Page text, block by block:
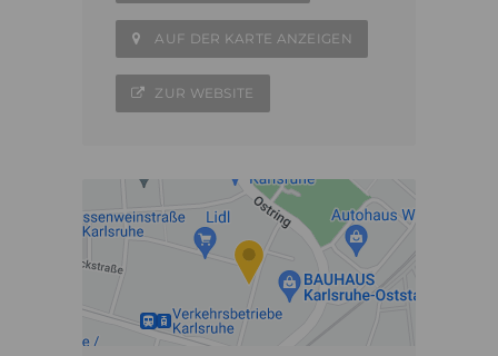
AUF DER KARTE ANZEIGEN
ZUR WEBSITE